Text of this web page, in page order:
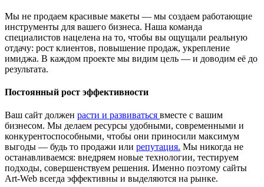
Мы не продаем красивые макеты — мы создаем работающие
инструменты для вашего бизнеса. Наша команда
специалистов нацелена на то, чтобы вы ощущали реальную
отдачу: рост клиентов, повышение продаж, укрепление
имиджа. В каждом проекте мы видим цель — и доводим её до
результата.
Постоянный рост эффективности
Ваш сайт должен расти и развиваться вместе с вашим
бизнесом. Мы делаем ресурсы удобными, современными и
конкурентоспособными, чтобы они приносили максимум
выгоды — будь то продажи или репутация. Мы никогда не
останавливаемся: внедряем новые технологии, тестируем
подходы, совершенствуем решения. Именно поэтому сайты
Art-Web всегда эффективны и выделяются на рынке.